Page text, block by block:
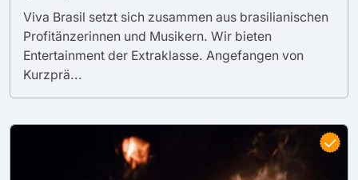
Viva Brasil setzt sich zusammen aus brasilianischen
Profitänzerinnen und Musikern. Wir bieten
Entertainment der Extraklasse. Angefangen von
Kurzprä...